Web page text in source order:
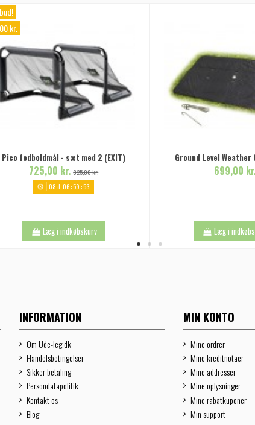
kr.
Pico fodboldmål - sæt med 2 (EXIT)
725,00 kr.825,00 kr.
08 d.06:59 :52
Læg i indkøbskurv
Ground Level Weather
699,00
Læg i
INFORMATION
Om Ude-leg.dk
Handelsbetingelser
Sikker betaling
Persondatapolitik
Kontakt os
Blog
MIN KONTO
Mine ordrer
Mine kreditnotaer
Mine addresser
Mine oplysninger
Mine rabatkuponer
Min support